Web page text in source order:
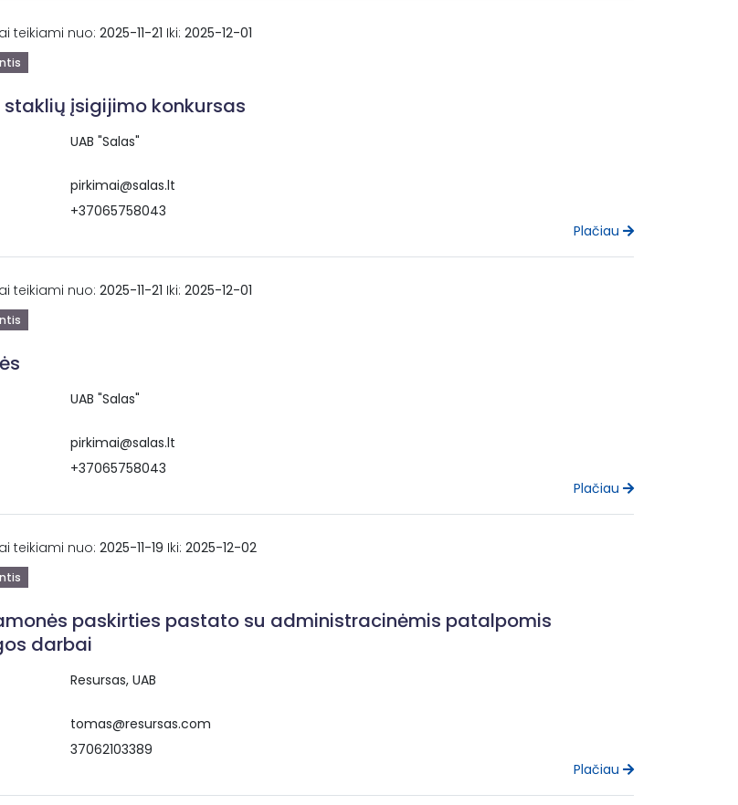
teikiami nuo: 2025-11-21 Iki: 2025-12-01
staklių įsigijimo konkursas
UAB "Salas"
pirkimai@salas.lt
+37065758043
Plačiau
teikiami nuo: 2025-11-21 Iki: 2025-12-01
UAB "Salas"
pirkimai@salas.lt
+37065758043
Plačiau
teikiami nuo: 2025-11-19 Iki: 2025-12-02
paskirties pastato su administracinėmis patalpomis
darbai
Resursas, UAB
tomas@resursas.com
37062103389
Plačiau